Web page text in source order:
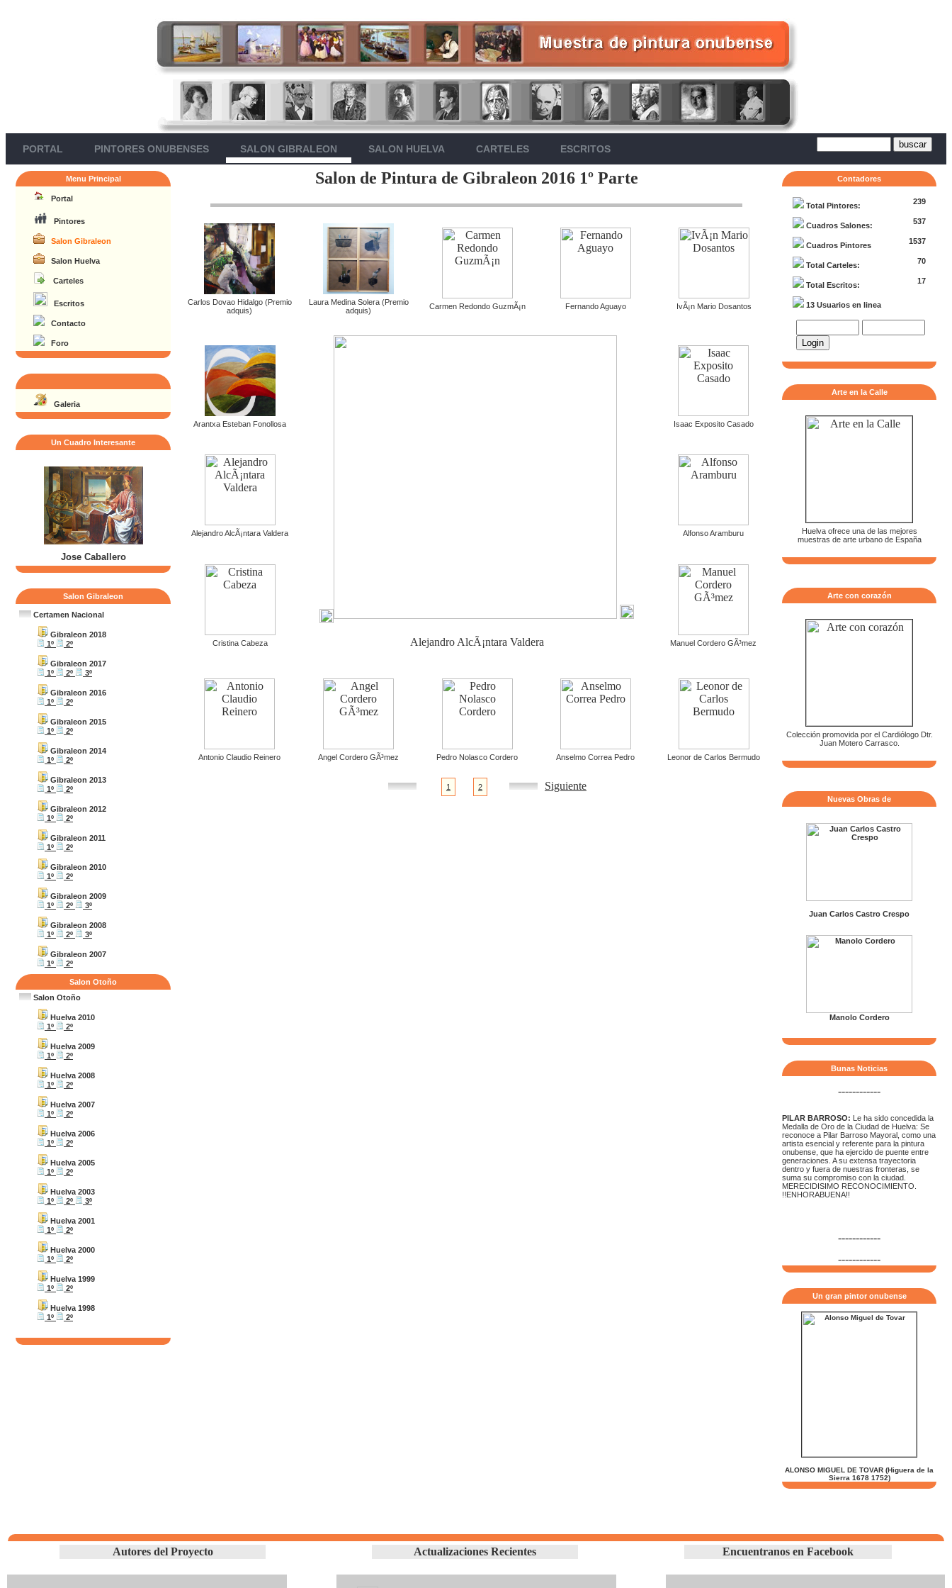
PORTAL PINTORES ONUBENSES SALON GIBRALEON SALON HUELVA CARTELES ESCRITOS
Menu Principal
Portal
Pintores
Salon Gibraleon
Salon Huelva
Carteles
Escritos
Contacto
Foro
Galeria
Un Cuadro Interesante
Jose Caballero
Salon Gibraleon
Certamen Nacional
Gibraleon 2018
1º
2º
Gibraleon 2017
1º
2º 3º
Gibraleon 2016
1º
2º
Gibraleon 2015
1º
2º
Gibraleon 2014
1º
2º
Gibraleon 2013
1º
2º
Gibraleon 2012
1º
2º
Gibraleon 2011
1º
2º
Gibraleon 2010
1º
2º
Gibraleon 2009
1º
2º 3º
Gibraleon 2008
1º
2º 3º
Gibraleon 2007
1º
2º
Salon Otoño
Salon Otoño
Huelva 2010
1º
2º
Huelva 2009
1º
2º
Huelva 2008
1º
2º
Huelva 2007
1º
2º
Huelva 2006
1º
2º
Huelva 2005
1º
2º
Huelva 2003
1º
2º 3º
Huelva 2001
1º
2º
Huelva 2000
1º
2º
Huelva 1999
1º
2º
Huelva 1998
1º
2º
Salon de Pintura de Gibraleon 2016 1º Parte
Carlos Dovao Hidalgo (Premio
adquis)
Laura Medina Solera (Premio
adquis)
Carmen Redondo GuzmÃ¡n Fernando Aguayo IvÃ¡n Mario Dosantos
Arantxa Esteban Fonollosa
Alejandro AlcÃ¡ntara Valdera
Isaac Exposito Casado
Alejandro AlcÃ¡ntara Valdera Alfonso Aramburu
Cristina Cabeza Manuel Cordero GÃ³mez
Antonio Claudio Reinero Angel Cordero GÃ³mez Pedro Nolasco Cordero Anselmo Correa Pedro Leonor de Carlos Bermudo
1 2 Siguiente
Contadores
Total Pintores: 239
Cuadros Salones: 537
Cuadros Pintores 1537
Total Carteles: 70
Total Escritos: 17
13 Usuarios en linea
Arte en la Calle
Huelva ofrece una de las mejores
muestras de arte urbano de España
Arte con corazón
Colección promovida por el Cardiólogo Dtr.
Juan Motero Carrasco.
Nuevas Obras de
Juan Carlos Castro Crespo
Manolo Cordero
Bunas Noticias
------------
PILAR BARROSO: Le ha sido concedida la
Medalla de Oro de la Ciudad de Huelva: Se
reconoce a Pilar Barroso Mayoral, como una
artista esencial y referente para la pintura
onubense, que ha ejercido de puente entre
generaciones. A su extensa trayectoria
dentro y fuera de nuestras fronteras, se
suma su compromiso con la ciudad.
MERECIDISIMO RECONOCIMIENTO.
!!ENHORABUENA!!
------------
------------
Un gran pintor onubense
ALONSO MIGUEL DE TOVAR (Higuera de la
Sierra 1678 1752)
Autores del Proyecto Actualizaciones Recientes Encuentranos en Facebook